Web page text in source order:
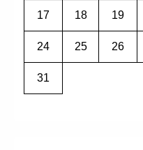
17 18 19
24 25 26
31